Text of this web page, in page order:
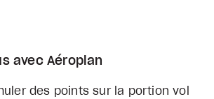
avec Aéroplan
des points sur la portion vol